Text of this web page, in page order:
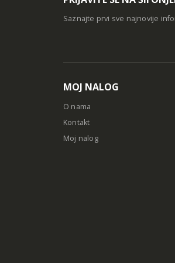
Saznajte prvi sve najnovije
MOJ NALOG
O nama
Kontakt
Moj nalog